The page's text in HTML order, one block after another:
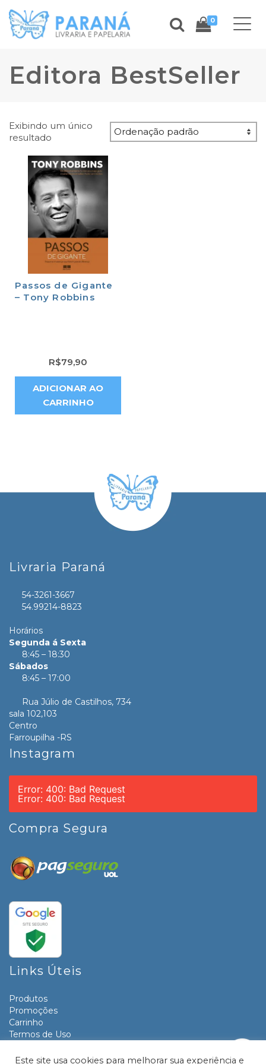
0
Editora BestSeller
Exibindo um único
resultado
Passos de Gigante
– Tony Robbins
R$79,90
ADICIONAR AO
CARRINHO
Livraria Paraná
54-3261-3667
54.99214-8823
Horários
Segunda á Sexta
8:45 – 18:30
Sábados
8:45 – 17:00
Rua Júlio de Castilhos, 734
sala 102,103
Centro
Farroupilha -RS
Instagram
Error: 400: Bad Request
Error: 400: Bad Request
Compra Segura
Links Úteis
Produtos
Promoções
Carrinho
Termos de Uso
Contato
Este site usa cookies para melhorar sua experiência e